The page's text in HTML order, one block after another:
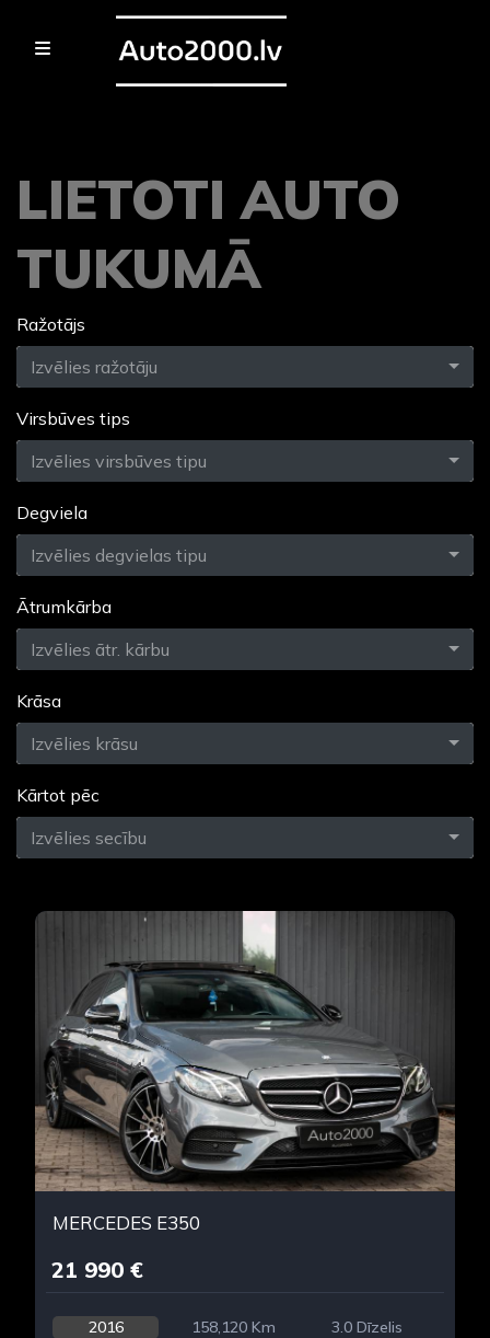
LIETOTI AUTO
TUKUMĀ
Ražotājs
Izvēlies ražotāju
Virsbūves tips
Izvēlies virsbūves tipu
Degviela
Izvēlies degvielas tipu
Ātrumkārba
Izvēlies ātr. kārbu
Krāsa
Izvēlies krāsu
Kārtot pēc
Izvēlies secību
MERCEDES E350
21 990 €
2016 158,120 Km 3.0 Dīzelis